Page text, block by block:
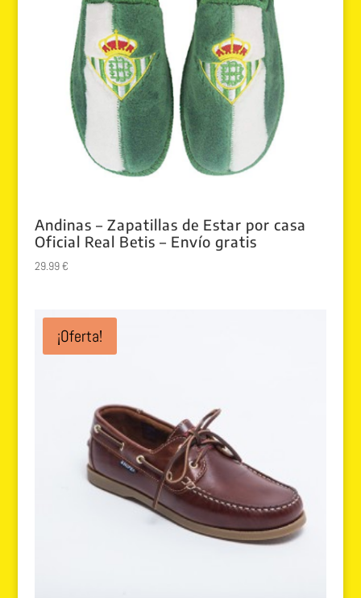
Andinas – Zapatillas de Estar por casa
Oficial Real Betis – Envío gratis
29.99€
¡Oferta!